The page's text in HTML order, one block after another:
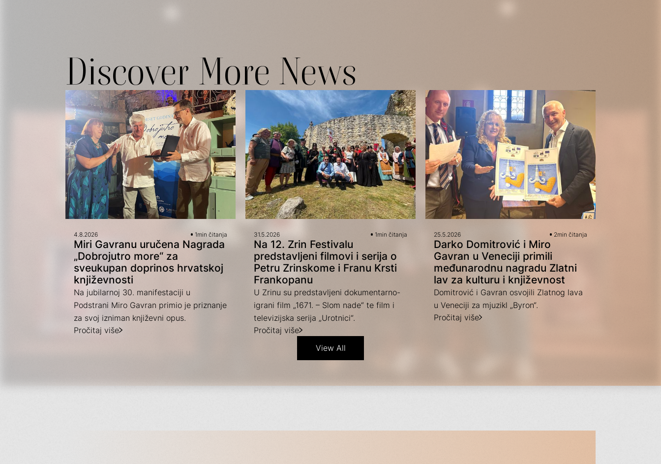
Discover More News
4.8.2026 1min čitanja
Miri Gavranu uručena Nagrada
„Dobrojutro more“ za
sveukupan doprinos hrvatskoj
književnosti
Na jubilarnoj 30. manifestaciji u
Podstrani Miro Gavran primio je priznanje
za svoj izniman književni opus.
Pročitaj više
31.5.2026 1min čitanja
Na 12. Zrin Festivalu
predstavljeni filmovi i serija o
Petru Zrinskome i Franu Krsti
Frankopanu
U Zrinu su predstavljeni dokumentarno-
igrani film „1671. – Slom nade“ te film i
televizijska serija „Urotnici“.
Pročitaj više
25.5.2026 2min čitanja
Darko Domitrović i Miro
Gavran u Veneciji primili
međunarodnu nagradu Zlatni
lav za kulturu i književnost
Domitrović i Gavran osvojili Zlatnog lava
u Veneciji za mjuzikl „Byron“.
Pročitaj više
View All